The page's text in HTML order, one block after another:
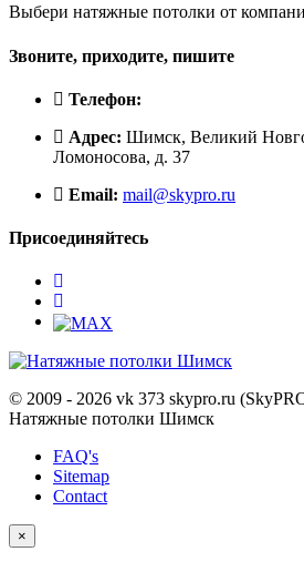
Выбери натяжные потолки от
Звоните, приходите, пишите
Телефон:
Адрес: Шимск, Великий
Ломоносова, д. 37
Email: mail@skypro.ru
Присоединяйтесь
© 2009 - 2026 vk 373 skypro.ru
Натяжные потолки Шимск
FAQ's
Sitemap
Contact
×